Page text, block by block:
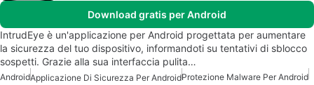
Download gratis per Android
IntrudEye è un'applicazione per Android progettata per aumentare
la sicurezza del tuo dispositivo, informandoti su tentativi di sblocco
sospetti. Grazie alla sua interfaccia pulita…
AndroidApplicazione Di Sicurezza Per AndroidProtezione Malware Per Android